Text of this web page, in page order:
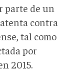
parte de un
contra
tal como
por
2015.